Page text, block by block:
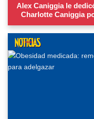
Alex Caniggia le
Charlotte Caniggia